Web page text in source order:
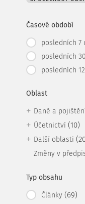
Časové období
posledních 7
posledních
posledních
Oblast
Daně a
Účetnictví (10)
Další oblasti
Změny v
Typ obsahu
Články (69)